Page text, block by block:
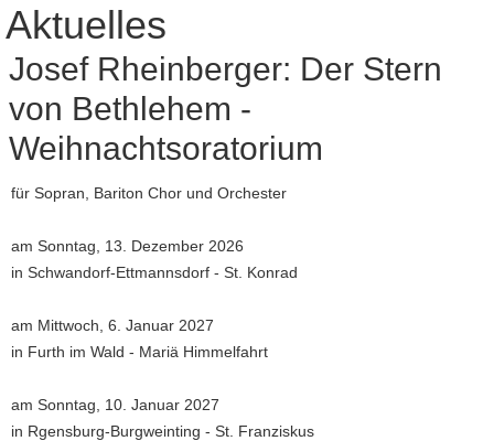
Aktuelles
Josef Rheinberger: Der Stern
von Bethlehem -
Weihnachtsoratorium
für Sopran, Bariton Chor und Orchester
am Sonntag, 13. Dezember 2026
in Schwandorf-Ettmannsdorf - St. Konrad
am Mittwoch, 6. Januar 2027
in Furth im Wald - Mariä Himmelfahrt
am Sonntag, 10. Januar 2027
in Rgensburg-Burgweinting - St. Franziskus